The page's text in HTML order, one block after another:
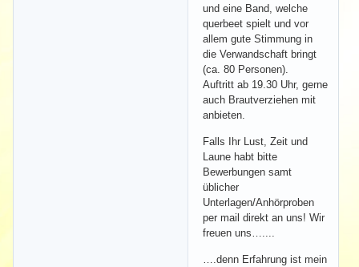
und eine Band, welche
querbeet spielt und vor
allem gute Stimmung in
die Verwandschaft bringt
(ca. 80 Personen).
Auftritt ab 19.30 Uhr, gerne
auch Brautverziehen mit
anbieten.
Falls Ihr Lust, Zeit und
Laune habt bitte
Bewerbungen samt
üblicher
Unterlagen/Anhörproben
per mail direkt an uns! Wir
freuen uns…....
….denn Erfahrung ist mein